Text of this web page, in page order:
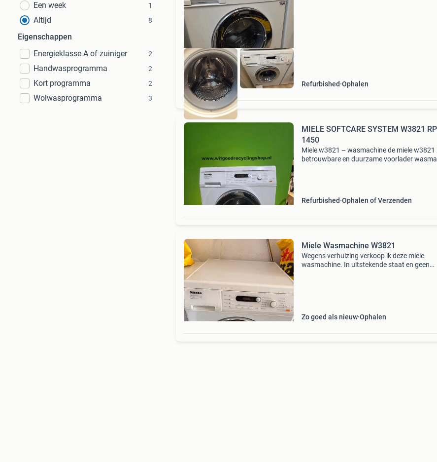
Een week 1
Altijd 8
Eigenschappen
Energieklasse A of zuiniger
2
Handwasprogramma 2
Kort programma 2
Wolwasprogramma 3
Refurbished Ophalen
MIELE SOFTCARE SYSTEM W3821
1450
Miele w3821 – wasmachine de miele w3821
betrouwbare en duurzame voorlader
Refurbished Ophalen of Verzenden
Miele Wasmachine W3821
Wegens verhuizing verkoop ik deze miele
wasmachine. In uitstekende staat en geen
Zo goed als nieuw Ophalen